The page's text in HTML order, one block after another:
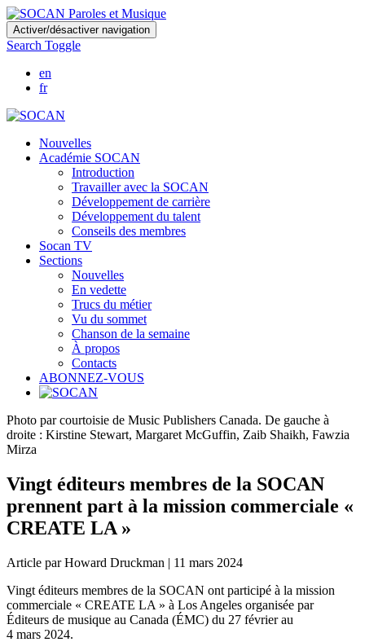
Skip
to
main
content
Activer/désactiver navigation
Search Toggle
en
fr
Nouvelles
Académie SOCAN
Introduction
Travailler avec la SOCAN
Développement de carrière
Développement du talent
Conseils des membres
Socan TV
Sections
Nouvelles
En vedette
Trucs du métier
Vu du sommet
Chanson de la semaine
À propos
Contacts
ABONNEZ-VOUS
Photo par courtoisie de Music Publishers Canada. De gauche à
droite : Kirstine Stewart, Margaret McGuffin, Zaib Shaikh, Fawzia
Mirza
Vingt éditeurs membres de la SOCAN
prennent part à la mission commerciale «
CREATE LA »
Article par Howard Druckman | 11 mars 2024
Vingt éditeurs membres de la SOCAN ont participé à la mission
commerciale « CREATE LA » à Los Angeles organisée par
Éditeurs de musique au Canada (ÉMC) du 27 février au
4 mars 2024.